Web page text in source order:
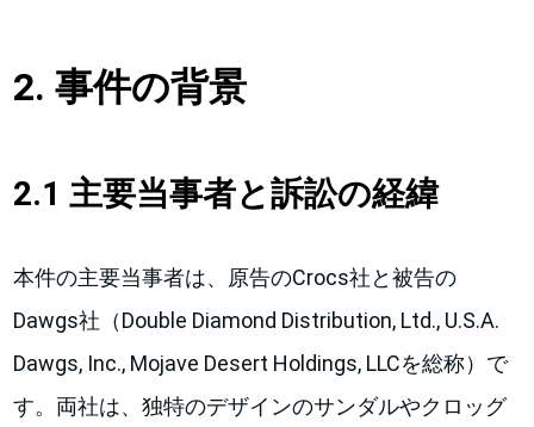
2. 事件の背景
2.1 主要当事者と訴訟の経緯
本件の主要当事者は、原告のCrocs社と被告の
Dawgs社（Double Diamond Distribution, Ltd., U.S.A.
Dawgs, Inc., Mojave Desert Holdings, LLCを総称）で
す。両社は、独特のデザインのサンダルやクロッグ